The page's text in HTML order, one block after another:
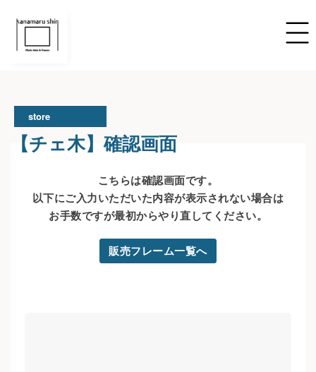
store
【チェ木】確認画面
こちらは確認画面です。
以下にご入力いただいた内容が表示されない場合は
お手数ですが最初からやり直してください。
販売フレーム一覧へ